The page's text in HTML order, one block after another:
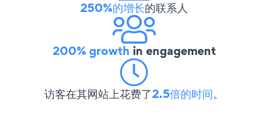
250%的增长的联系人
200% growth in engagement
访客在其网站上花费了2.5倍的时间。